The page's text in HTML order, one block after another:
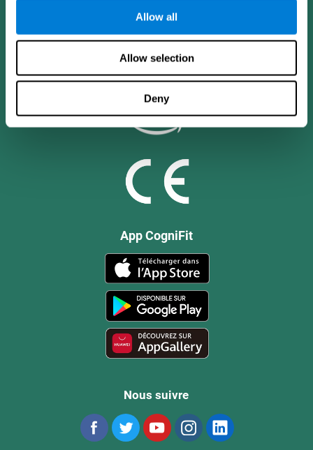
Allow all
Allow selection
Deny
App CogniFit
Nous suivre